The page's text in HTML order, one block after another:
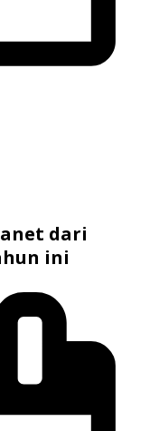
dari
ini